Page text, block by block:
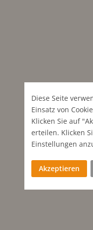
Diese Seite
Einsatz von
Klicken Sie auf
erteilen. Klicken
Einstellungen
Akzeptieren